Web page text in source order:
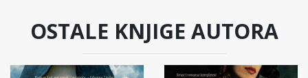
OSTALE KNJIGE AUTORA